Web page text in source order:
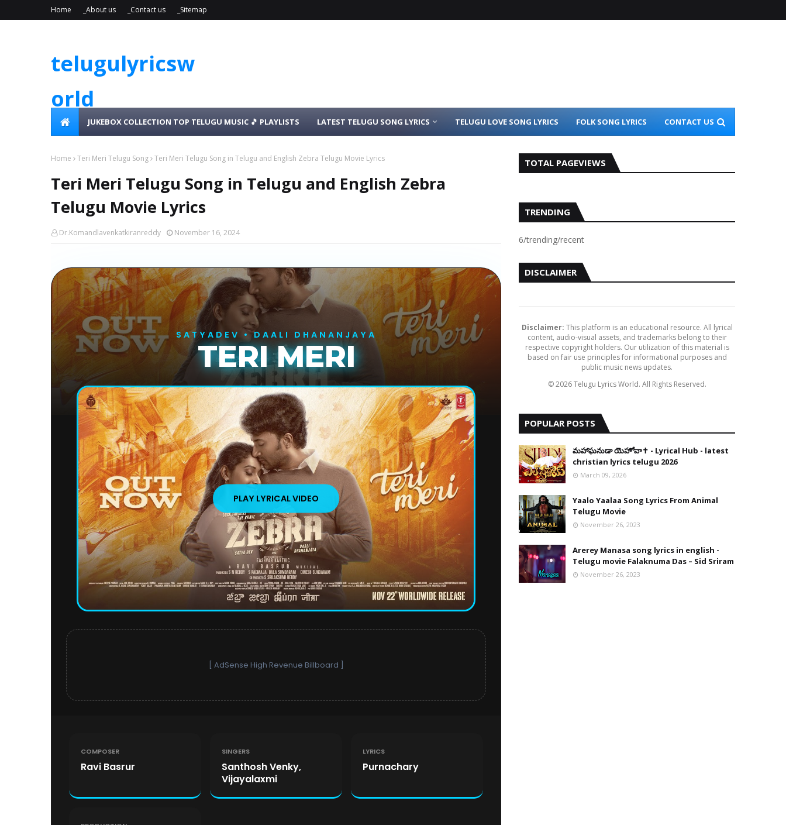
Home _About us _Contact us _Sitemap
telugulyricsw
orld
JUKEBOX COLLECTION TOP TELUGU MUSIC 🎵 PLAYLISTS LATEST TELUGU SONG LYRICS TELUGU LOVE SONG LYRICS FOLK SONG LYRICS CONTACT US
Home Teri Meri Telugu Song Teri Meri Telugu Song in Telugu and English Zebra Telugu Movie Lyrics
Teri Meri Telugu Song in Telugu and English Zebra
Telugu Movie Lyrics
Dr.Komandlavenkatkiranreddy November 16, 2024
SATYADEV • DAALI DHANANJAYA
TERI MERI
PLAY LYRICAL VIDEO
[ AdSense High Revenue Billboard ]
COMPOSER
Ravi Basrur
SINGERS
Santhosh Venky,
Vijayalaxmi
LYRICS
Purnachary
TOTAL PAGEVIEWS
TRENDING
6/trending/recent
DISCLAIMER
Disclaimer: This platform is an educational resource. All lyrical
content, audio-visual assets, and trademarks belong to their
respective copyright holders. Our utilization of this material is
based on fair use principles for informational purposes and
public music news updates.
© 2026 Telugu Lyrics World. All Rights Reserved.
POPULAR POSTS
​మహాఘనుడా యెహోవా✝️ - Lyrical Hub - latest
christian lyrics telugu 2026
March 09, 2026
Yaalo Yaalaa Song Lyrics From Animal
Telugu Movie
November 26, 2023
Arerey Manasa song lyrics in english -
Telugu movie Falaknuma Das – Sid Sriram
November 26, 2023